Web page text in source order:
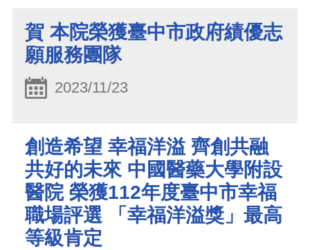
賀 本院榮獲臺中市政府績優志
願服務團隊
2023/11/23
創造希望 幸福洋溢 齊創共融
共好的未來 中國醫藥大學附設
醫院 榮獲112年度臺中市幸福
職場評選 「幸福洋溢獎」最高
等級肯定